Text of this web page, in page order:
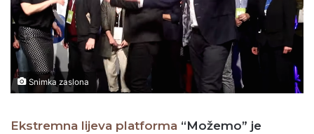
Snimka zaslona
Ekstremna lijeva platforma “Možemo” je